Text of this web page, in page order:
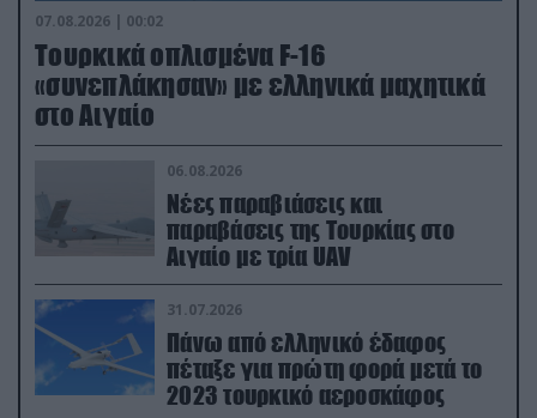
07.08.2026 | 00:02
Τουρκικά οπλισμένα F-16
«συνεπλάκησαν» με ελληνικά μαχητικά
στο Αιγαίο
06.08.2026
Νέες παραβιάσεις και
παραβάσεις της Τουρκίας στο
Αιγαίο με τρία UAV
31.07.2026
Πάνω από ελληνικό έδαφος
πέταξε για πρώτη φορά μετά το
2023 τουρκικό αεροσκάφος